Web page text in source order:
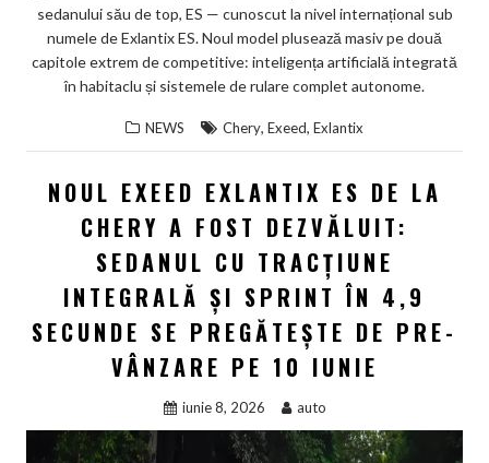
sedanului său de top, ES — cunoscut la nivel internațional sub
numele de Exlantix ES. Noul model plusează masiv pe două
capitole extrem de competitive: inteligența artificială integrată
în habitaclu și sistemele de rulare complet autonome.
NEWS Chery, Exeed, Exlantix
NOUL EXEED EXLANTIX ES DE LA
CHERY A FOST DEZVĂLUIT:
SEDANUL CU TRACȚIUNE
INTEGRALĂ ȘI SPRINT ÎN 4,9
SECUNDE SE PREGĂTEȘTE DE PRE-
VÂNZARE PE 10 IUNIE
iunie 8, 2026 auto